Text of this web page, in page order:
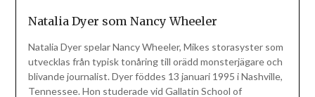
Natalia Dyer som Nancy Wheeler
Natalia Dyer spelar Nancy Wheeler, Mikes storasyster som
utvecklas från typisk tonåring till orädd monsterjägare och
blivande journalist. Dyer föddes 13 januari 1995 i Nashville,
Tennessee. Hon studerade vid Gallatin School of